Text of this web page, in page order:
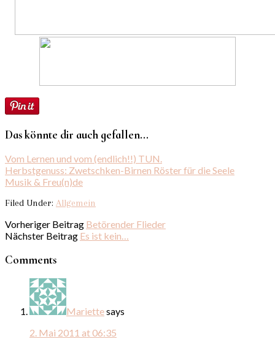
Das könnte dir auch gefallen...
Vom Lernen und vom (endlich!!) TUN.
Herbstgenuss: Zwetschken-Birnen Röster für die Seele
Musik & Freu(n)de
Filed Under: Allgemein
Vorheriger Beitrag Betörender Flieder
Nächster Beitrag Es ist kein…
Comments
Mariettesays
2. Mai 2011 at 06:35